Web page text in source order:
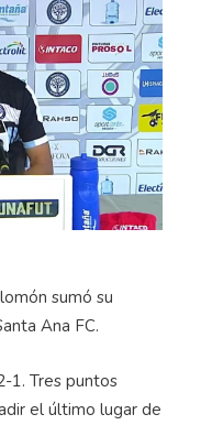
sumó su
Ana FC.
1. Tres puntos
el último lugar de